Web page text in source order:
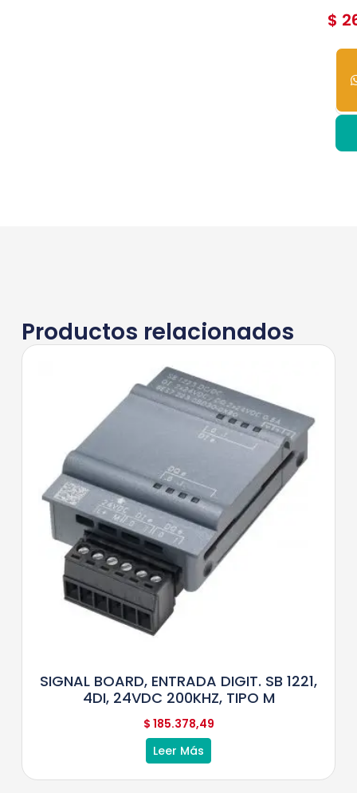
$
12
Productos relacionados
SIGNAL BOARD, ENTRADA DIGIT. SB 1221,
4DI, 24VDC 200KHZ, TIPO M
$ 185.378,49
Leer Más